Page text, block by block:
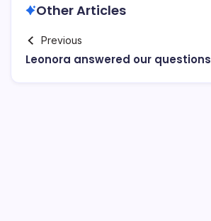
Other Articles
Previous
Leonora answered our questions